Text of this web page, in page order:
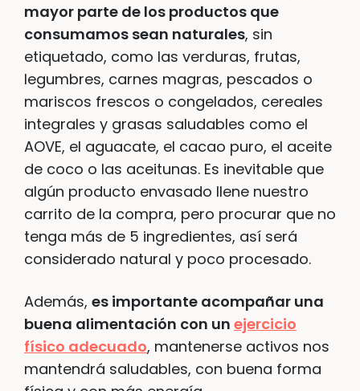
mayor parte de los productos que
consumamos sean naturales, sin
etiquetado, como las verduras, frutas,
legumbres, carnes magras, pescados o
mariscos frescos o congelados, cereales
integrales y grasas saludables como el
AOVE, el aguacate, el cacao puro, el aceite
de coco o las aceitunas. Es inevitable que
algún producto envasado llene nuestro
carrito de la compra, pero procurar que no
tenga más de 5 ingredientes, así será
considerado natural y poco procesado.
Además, es importante acompañar una
buena alimentación con un ejercicio
físico adecuado, mantenerse activos nos
mantendrá saludables, con buena forma